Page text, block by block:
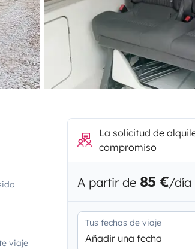
viaje
La solicitud de
compromiso
A partir de 85 €/día
Tus fechas de viaje
Añadir una fecha